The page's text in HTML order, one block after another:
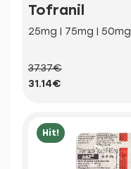
Tofranil
25mg | 75mg | 50mg
37.37€
31.14€
Hit!